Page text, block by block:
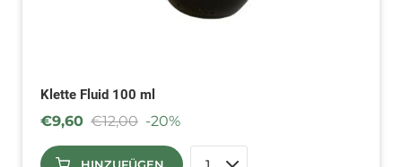
Klette Fluid 100 ml
€9,60 €12,00 -20%
HINZUFÜGEN